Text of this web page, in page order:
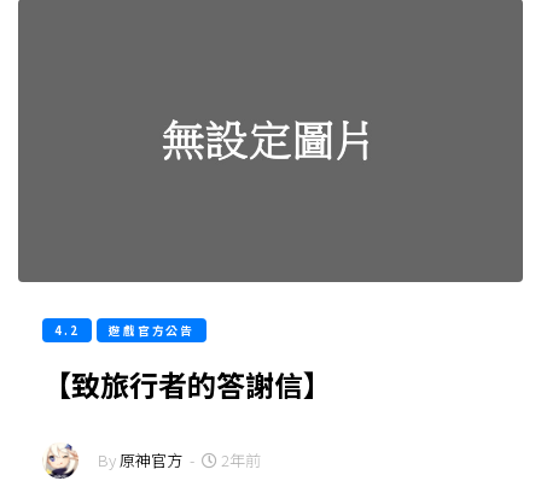
4.2 遊戲官方公告
【致旅行者的答謝信】
By原神官方 - 2年前